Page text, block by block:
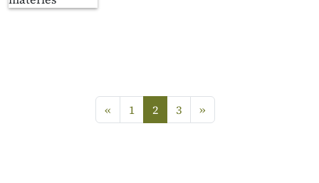
«Previous
1
2
3 »next